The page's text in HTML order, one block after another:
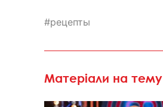
рецепты
Матеріали на тему